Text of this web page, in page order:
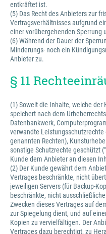
entkräftet ist.
(5) Das Recht des Anbieters zur
Vertragsverhältnisses aufgrund
einer vorübergehenden Sperrung
(6) Während der Dauer der
Minderungs- noch ein
Anbieter zu.
§ 11
(1) Soweit die Inhalte, welche der
speichert nach dem
Datenbankwerk,
verwandte
genannten Rechten),
sonstige Schutzrechte geschützt
Kunde dem Anbieter an diesen
(2) Der Kunde gewährt dem
Vertrages beschränkte, nicht
jeweiligen Servers (für Backup-
beschränkte, nicht
Zwecken dieses Vertrages auf
zur Spiegelung dient, und auf
Kopien zu vervielfältigen. Der
Vertrages dazu berechtigt, zu